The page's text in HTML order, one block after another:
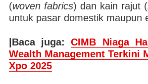
(woven fabrics) dan kain rajut (
untuk pasar domestik maupun
|Baca juga:CIMB Niaga
Wealth Management Terkini
Xpo 2025